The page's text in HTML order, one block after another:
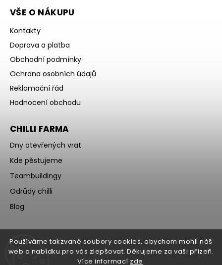
Používáme takzvané soubory cookies, abychom mohli náš
web a nabídku pro vás zlepšovat. Děkujeme za vaši přízeň.
Více informací zde.
VŠE O NÁKUPU
Kontakty
Doprava a platba
Obchodní podmínky
Ochrana osobních údajů
Reklamační řád
Hodnocení obchodu
CHILLI FARMA
Dny otevřených vrat
Kde pěstujeme
Teambuildingy
Odrůdy chilli
Blog